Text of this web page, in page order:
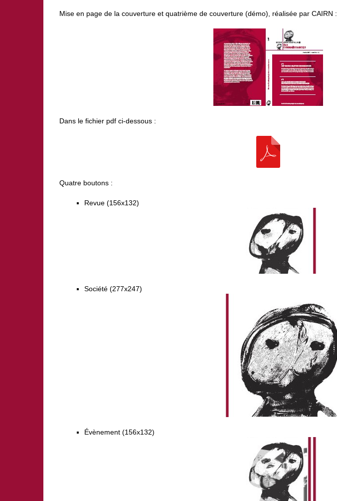
Mise en page de la couverture et quatrième de couverture (démo), réalisée par CAIRN :
Dans le fichier pdf ci-dessous :
Quatre boutons :
Revue (156x132)
Société (277x247)
Évènement (156x132)